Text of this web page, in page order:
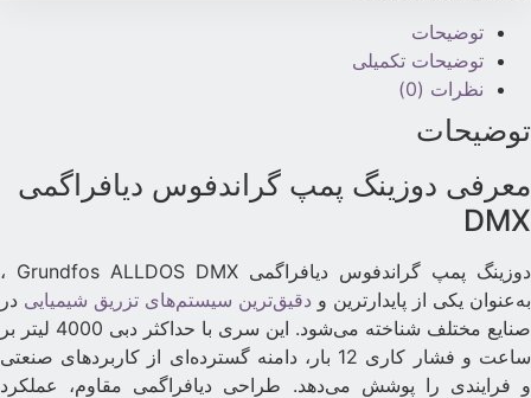
توضیحات
توضیحات تکمیلی
نظرات (0)
توضیحات
معرفی دوزینگ پمپ گراندفوس دیافراگمی
DMX
دوزینگ پمپ گراندفوس دیافراگمی Grundfos ALLDOS DMX ،
به‌عنوان یکی از پایدارترین و دقیق‌ترین سیستم‌های تزریق شیمیایی در
صنایع مختلف شناخته می‌شود. این سری با حداکثر دبی 4000 لیتر بر
ساعت و فشار کاری 12 بار، دامنه گسترده‌ای از کاربردهای صنعتی
و فرایندی را پوشش می‌دهد. طراحی دیافراگمی مقاوم، عملکرد